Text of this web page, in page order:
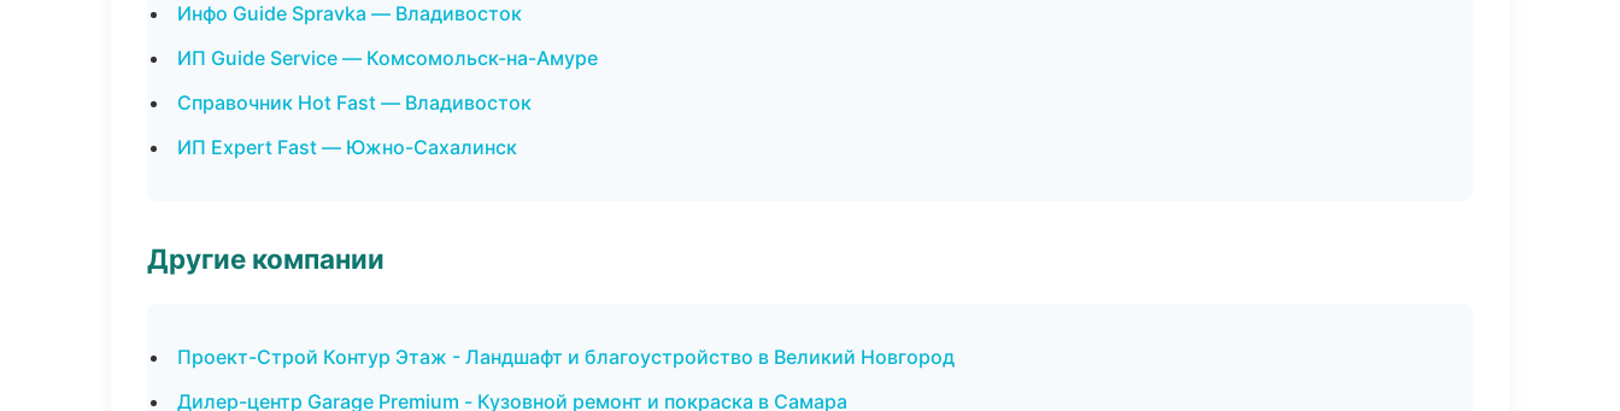
Инфо Guide Spravka — Владивосток
ИП Guide Service — Комсомольск-на-Амуре
Справочник Hot Fast — Владивосток
ИП Expert Fast — Южно-Сахалинск
Другие компании
Проект-Строй Контур Этаж - Ландшафт и благоустройство в Великий Новгород
Дилер-центр Garage Premium - Кузовной ремонт и покраска в Самара